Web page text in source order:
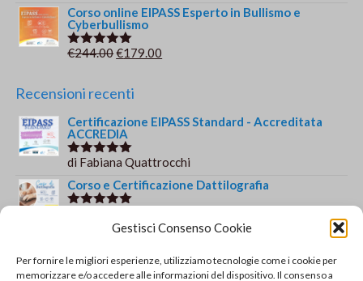
Gestisci Consenso Cookie
Per fornire le migliori esperienze, utilizziamo tecnologie come i cookie per
memorizzare e/o accedere alle informazioni del dispositivo. Il consenso a
prezzo
originale
era:
prezzo
Corso online EIPASS Esperto in Bullismo e
Cyberbullismo
Valutato
€244.00Il
originale
€244.00.
€179.00
€179.00.
Recensioni recenti
Certificazione EIPASS Standard - Accreditata
ACCREDIA
Valutato5
di Fabiana Quattrocchi
Corso e Certificazione Dattilografia
Esame integrativo da EIPASS 7 Moduli User a
di francesca paola b.